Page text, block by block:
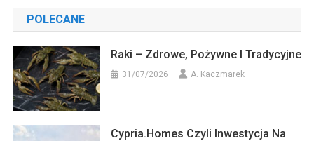
POLECANE
Raki – Zdrowe, Pożywne I Tradycyjne
31/07/2026 A. Kaczmarek
Cypria.homes Czyli Inwestycja Na